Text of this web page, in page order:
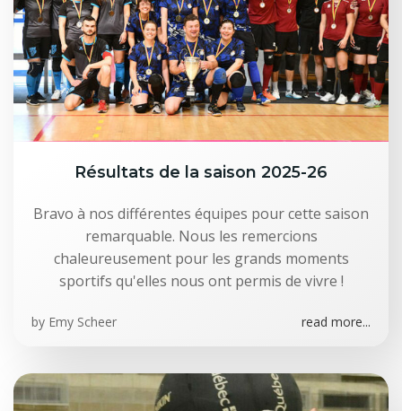
Résultats de la saison 2025-26
Bravo à nos différentes équipes pour cette saison
remarquable. Nous les remercions
chaleureusement pour les grands moments
sportifs qu'elles nous ont permis de vivre !
by Emy Scheer read more...